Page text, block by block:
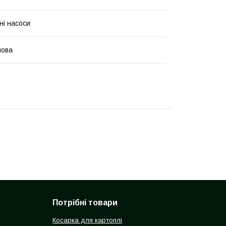
насоси
Потрібні товари
Косарка для картоплі